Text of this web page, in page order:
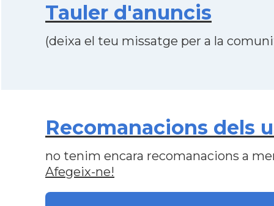
Tauler d'anuncis
(deixa el teu missatge per a la
Recomanacions dels
no tenim encara recomanacions a
Afegeix-ne!